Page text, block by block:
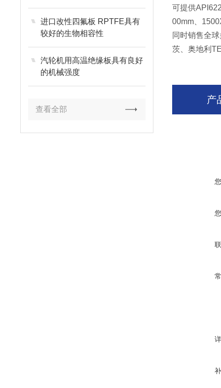
进口改性四氟板 RPTFE具有
较好的生物相容性
汽轮机用高温绝缘板具有良好
的机械强度
查看全部
可提供
00mm
同时销售全
茨、奥地利
产